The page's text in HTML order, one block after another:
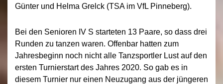
Günter und Helma Grelck (TSA im VfL Pinneberg).
Bei den Senioren IV S starteten 13 Paare, so dass drei
Runden zu tanzen waren. Offenbar hatten zum
Jahresbeginn noch nicht alle Tanzsportler Lust auf den
ersten Turnierstart des Jahres 2020. So gab es in
diesem Turnier nur einen Neuzugang aus der jüngeren